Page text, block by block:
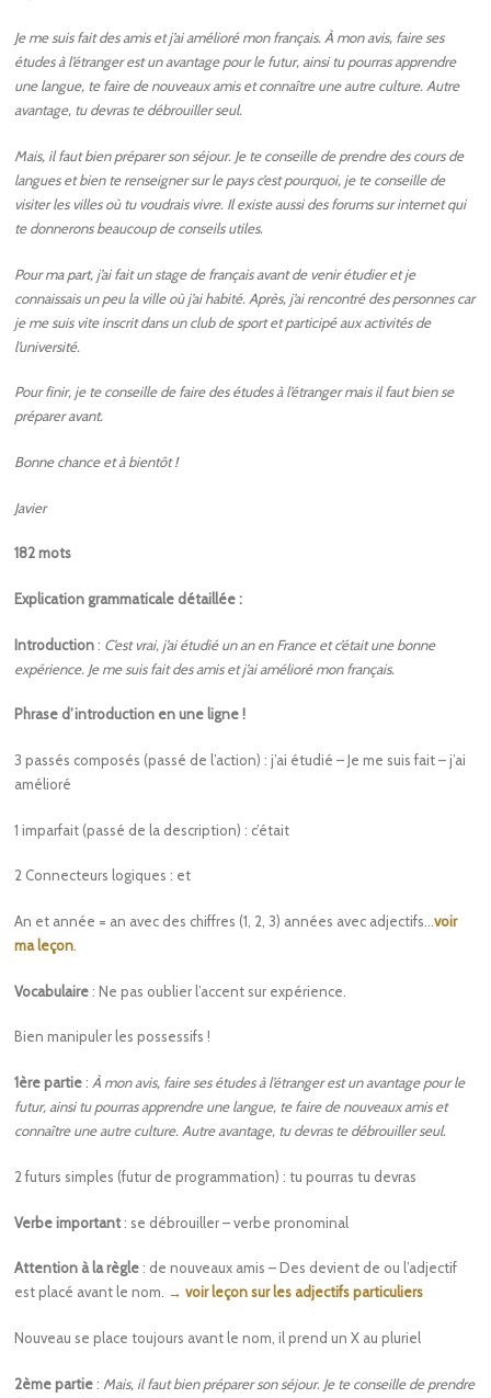
Je me suis fait des amis et j’ai amélioré mon français. À mon avis, faire ses
études à l’étranger est un avantage pour le futur, ainsi tu pourras apprendre
une langue, te faire de nouveaux amis et connaître une autre culture. Autre
avantage, tu devras te débrouiller seul.
Mais, il faut bien préparer son séjour. Je te conseille de prendre des cours de
langues et bien te renseigner sur le pays c’est pourquoi, je te conseille de
visiter les villes où tu voudrais vivre. Il existe aussi des forums sur internet qui
te donnerons beaucoup de conseils utiles.
Pour ma part, j’ai fait un stage de français avant de venir étudier et je
connaissais un peu la ville où j’ai habité. Après, j’ai rencontré des personnes car
je me suis vite inscrit dans un club de sport et participé aux activités de
l’université.
Pour finir, je te conseille de faire des études à l’étranger mais il faut bien se
préparer avant.
Bonne chance et à bientôt !
Javier
182 mots
Explication grammaticale détaillée :
Introduction: C’est vrai, j’ai étudié un an en France et c’était une bonne
expérience. Je me suis fait des amis et j’ai amélioré mon français.
Phrase d’introduction en une ligne !
3 passés composés (passé de l’action) : j’ai étudié – Je me suis fait – j’ai
amélioré
1 imparfait (passé de la description) : c’était
2 Connecteurs logiques : et
An et année = an avec des chiffres (1, 2, 3) années avec adjectifs…voir
ma leçon
Vocabulaire: Ne pas oublier l’accent sur expérience.
Bien manipuler les possessifs !
1ère partie: À mon avis, faire ses études à l’étranger est un avantage pour le
futur, ainsi tu pourras apprendre une langue, te faire de nouveaux amis et
connaître une autre culture. Autre avantage, tu devras te débrouiller seul.
2 futurs simples (futur de programmation) : tu pourras tu devras
Verbe important: se débrouiller – verbe pronominal
Attention à la règle: de nouveaux amis – Des devient de ou l’adjectif
est placé avant le nom. → voir leçon sur les adjectifs particuliers
Nouveau se place toujours avant le nom, il prend un X au pluriel
2ème partie: Mais, il faut bien préparer son séjour. Je te conseille de prendre